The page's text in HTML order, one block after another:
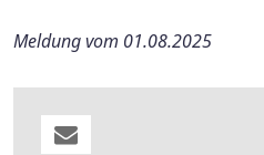
Meldung vom 01.08.2025